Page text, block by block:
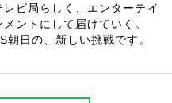
レビ局らしく、エンターテイ
メントにして届けていく。
朝日の、新しい挑戦です。